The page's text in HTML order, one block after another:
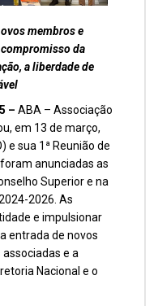
membros e
da
a liberdade de
– ABA – Associação
em 13 de março,
e sua 1ª Reunião de
anunciadas as
Superior e na
2026. As
e impulsionar
entrada de novos
e a
Nacional e o